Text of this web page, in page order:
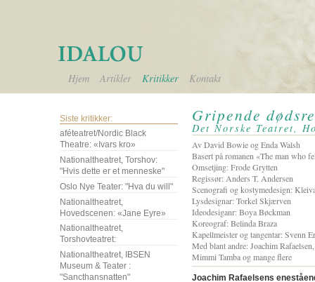
Hjem Artikler Kritikker Kontakt
Siste kritikker:
aféteatret/Nordic Black
Theatre: «Ivars kro»
Nationaltheatret, Torshov:
"Hvis dette er et menneske"
Oslo Nye Teater: "Hva du will"
Nationaltheatret,
Hovedscenen: «Jane Eyre»
Nationaltheatret,
Torshovteatret:
Nationaltheatret, IBSEN
Museum & Teater :
"Sancthansnatten"
Gripende
Det Norske Teatret,
Av David Bowie og Enda Walsh
Basert på romanen «The man who
Omsetjing: Frode Grytten
Regissør: Anders T. Andersen
Scenografi og kostymedesign:
Lysdesignar: Torkel Skjærven
Ideodesiganr: Boya Bøckman
Koreograf: Belinda Braza
Kapellmeister og tangentar: Svenn
Med blant andre: Joachim
Mimmi Tamba og mange flere
Joachim Rafaelsens